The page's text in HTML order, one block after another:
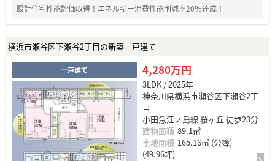
設計住宅性能評価取得！エネルギー消費性能削減率20％達成！
横浜市瀬谷区下瀬谷2丁目の新築一戸建て
一戸建て 4,280万円
3LDK / 2025年
神奈川県横浜市瀬谷区下瀬谷2丁
目
小田急江ノ島線 桜ヶ丘 徒歩23分
建物面積 89.1㎡
土地面積 165.16㎡ (公簿)
(49.96坪)